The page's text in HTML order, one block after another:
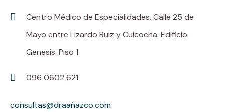
Centro Médico de Especialidades. Calle 25 de
Mayo entre Lizardo Ruiz y Cuicocha. Edificio
Genesis. Piso 1.
096 0602 621
consultas@draañazco.com